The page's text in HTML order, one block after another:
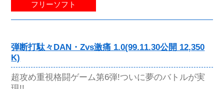
フリーソフト
弾断打駄々DAN・Zvs激痛 1.0(99.11.30公開 12,350
K)
超攻め重視格闘ゲーム第6弾!ついに夢のバトルが実